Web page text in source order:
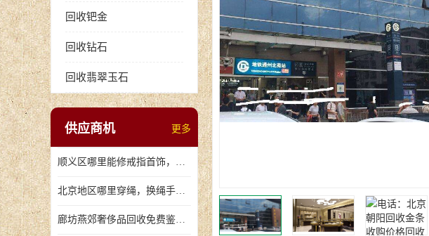
回收钯金
回收钻石
回收翡翠玉石
供应商机 更多
顺义区哪里能修戒指首饰，爪断裂了
北京地区哪里穿绳，换绳手串的地方
廊坊燕郊奢侈品回收免费鉴定，无手续费回收价格